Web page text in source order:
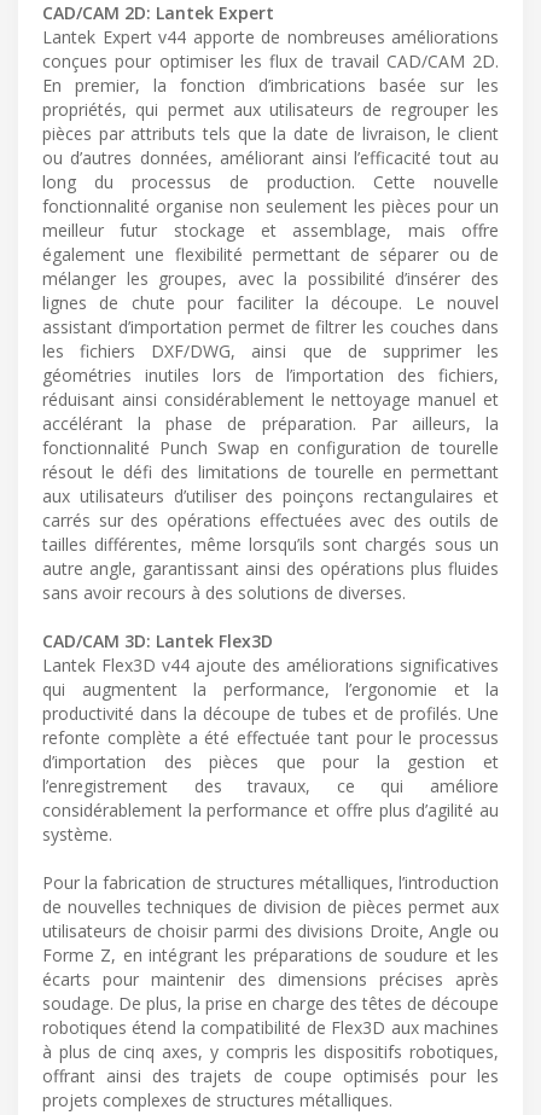
CAD/CAM 2D: Lantek Expert
Lantek Expert v44 apporte de nombreuses améliorations
conçues pour optimiser les flux de travail CAD/CAM 2D.
En premier, la fonction d’imbrications basée sur les
propriétés, qui permet aux utilisateurs de regrouper les
pièces par attributs tels que la date de livraison, le client
ou d’autres données, améliorant ainsi l’efficacité tout au
long du processus de production. Cette nouvelle
fonctionnalité organise non seulement les pièces pour un
meilleur futur stockage et assemblage, mais offre
également une flexibilité permettant de séparer ou de
mélanger les groupes, avec la possibilité d’insérer des
lignes de chute pour faciliter la découpe. Le nouvel
assistant d’importation permet de filtrer les couches dans
les fichiers DXF/DWG, ainsi que de supprimer les
géométries inutiles lors de l’importation des fichiers,
réduisant ainsi considérablement le nettoyage manuel et
accélérant la phase de préparation. Par ailleurs, la
fonctionnalité Punch Swap en configuration de tourelle
résout le défi des limitations de tourelle en permettant
aux utilisateurs d’utiliser des poinçons rectangulaires et
carrés sur des opérations effectuées avec des outils de
tailles différentes, même lorsqu’ils sont chargés sous un
autre angle, garantissant ainsi des opérations plus fluides
sans avoir recours à des solutions de diverses.
CAD/CAM 3D: Lantek Flex3D
Lantek Flex3D v44 ajoute des améliorations significatives
qui augmentent la performance, l’ergonomie et la
productivité dans la découpe de tubes et de profilés. Une
refonte complète a été effectuée tant pour le processus
d’importation des pièces que pour la gestion et
l’enregistrement des travaux, ce qui améliore
considérablement la performance et offre plus d’agilité au
système.
Pour la fabrication de structures métalliques, l’introduction
de nouvelles techniques de division de pièces permet aux
utilisateurs de choisir parmi des divisions Droite, Angle ou
Forme Z, en intégrant les préparations de soudure et les
écarts pour maintenir des dimensions précises après
soudage. De plus, la prise en charge des têtes de découpe
robotiques étend la compatibilité de Flex3D aux machines
à plus de cinq axes, y compris les dispositifs robotiques,
offrant ainsi des trajets de coupe optimisés pour les
projets complexes de structures métalliques.